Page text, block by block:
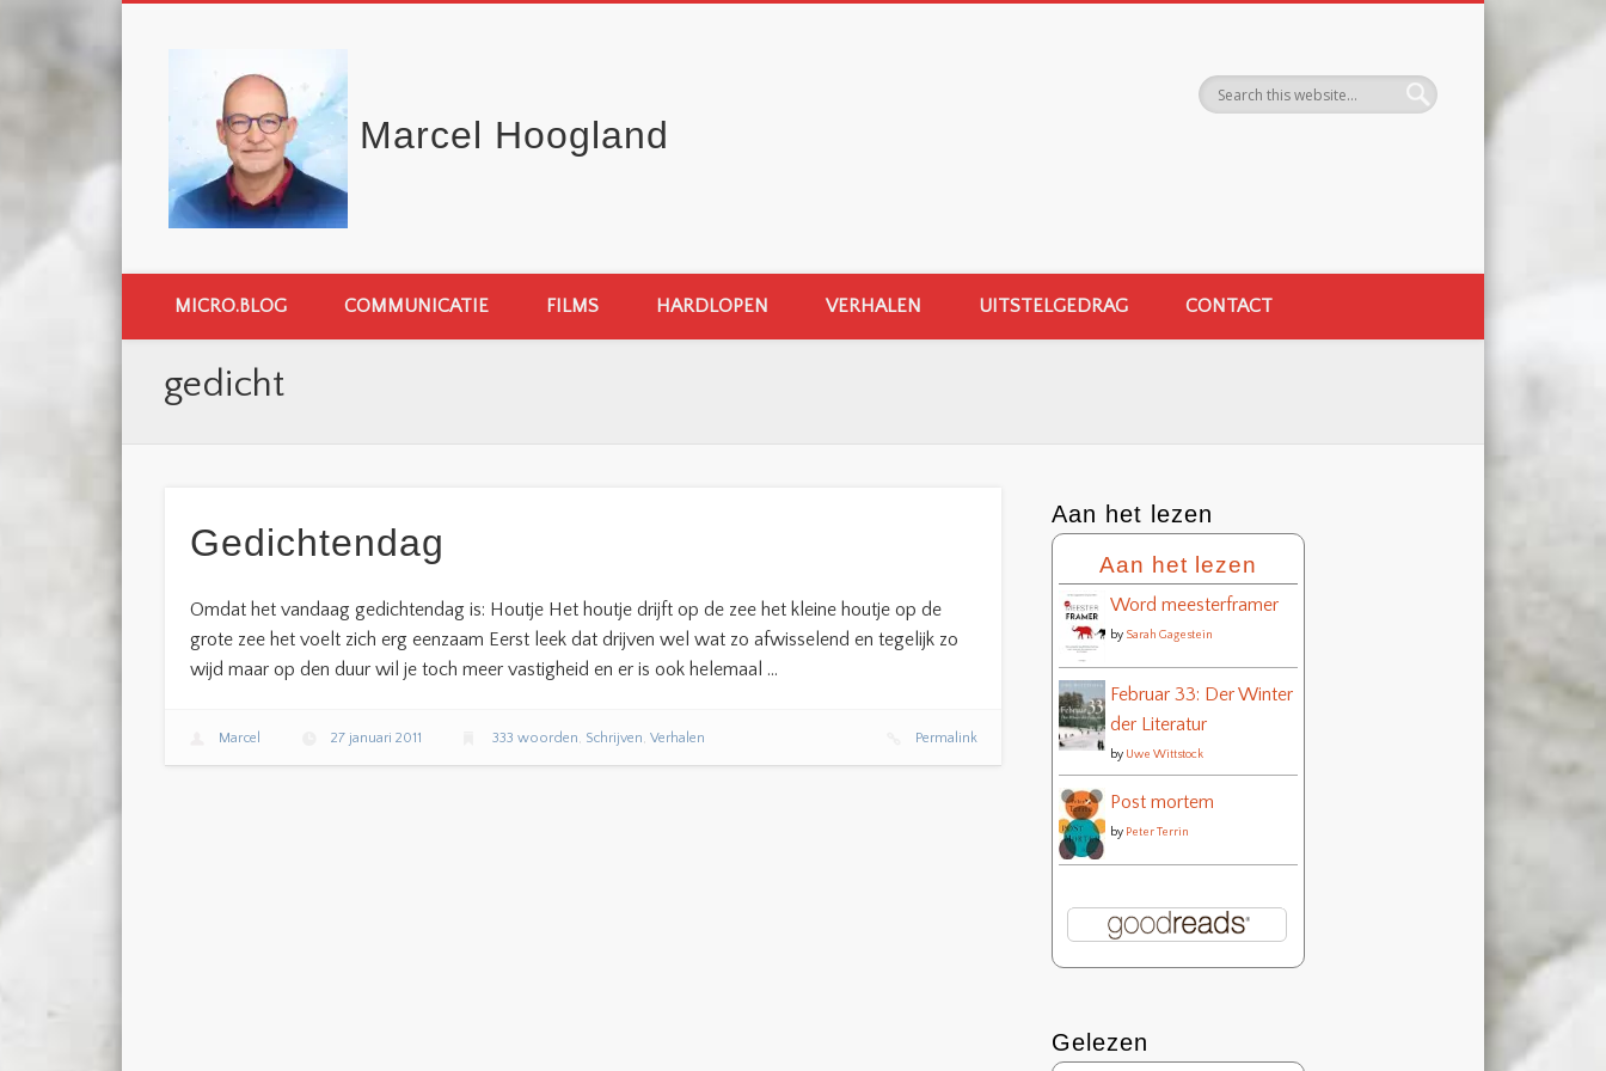
Marcel Hoogland
MICRO.BLOG COMMUNICATIE FILMS HARDLOPEN VERHALEN UITSTELGEDRAG CONTACT
gedicht
Gedichtendag
Omdat het vandaag gedichtendag is: Houtje Het houtje drijft op de zee het kleine houtje op de
grote zee het voelt zich erg eenzaam Eerst leek dat drijven wel wat zo afwisselend en tegelijk zo
wijd maar op den duur wil je toch meer vastigheid en er is ook helemaal …
Marcel 27 januari 2011 333 woorden Schrijven Verhalen Permalink
Aan het lezen
Aan het lezen
Word meesterframer
by Sarah Gagestein
Februar 33: Der Winter
der Literatur
by Uwe Wittstock
Post mortem
by Peter Terrin
Gelezen